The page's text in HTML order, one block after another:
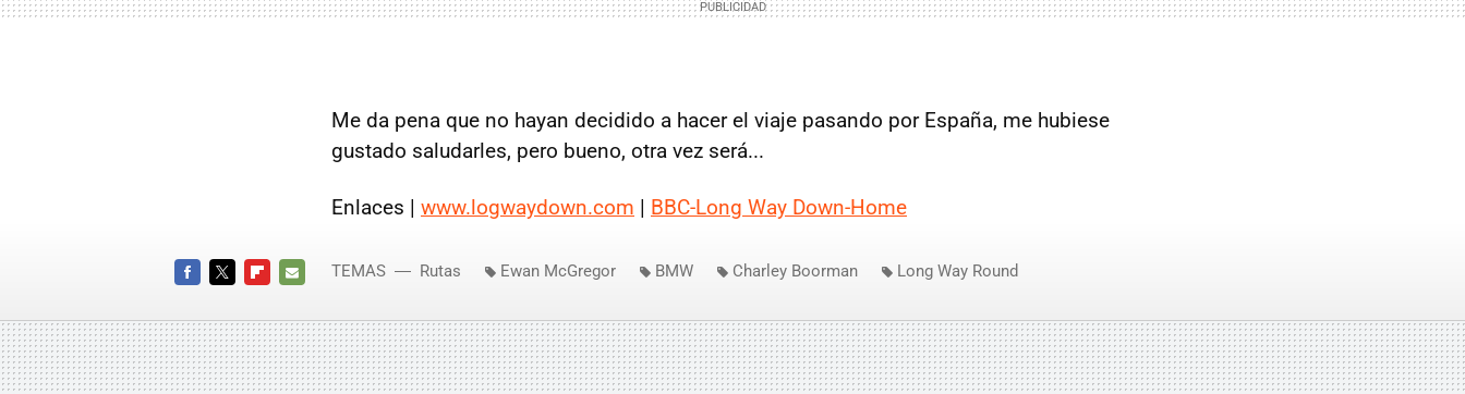
Me da pena que no hayan decidido a hacer el viaje pasando por España, me hubiese
gustado saludarles, pero bueno, otra vez será...
Enlaces | www.logwaydown.com | BBC-Long Way Down-Home
MAIL
TEMAS Rutas Ewan McGregor BMW Charley Boorman Long Way Round